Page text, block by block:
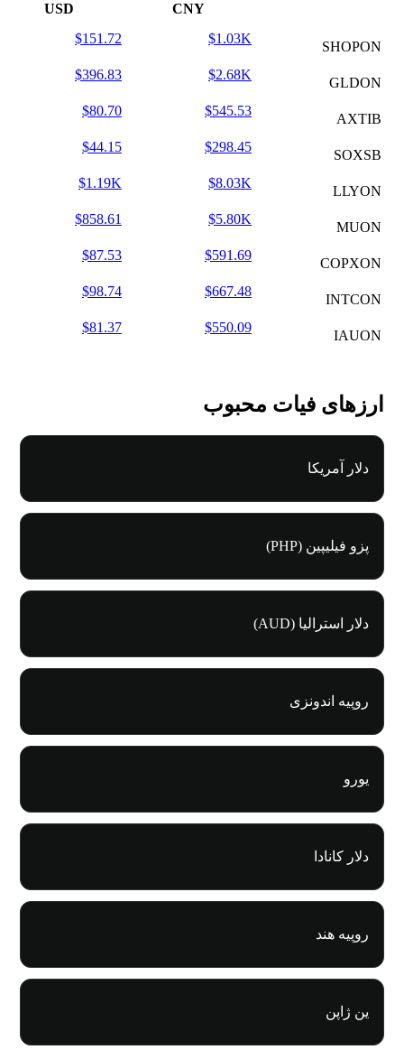
CNY
USD
SHOPON
$1.03K
$151.72
GLDON
$2.68K
$396.83
AXTIB
$545.53
$80.70
SOXSB
$298.45
$44.15
LLYON
$8.03K
$1.19K
MUON
$5.80K
$858.61
COPXON
$591.69
$87.53
INTCON
$667.48
$98.74
IAUON
$550.09
$81.37
ارزهای فیات محبوب
دلار آمریکا
پزو فیلیپین (PHP)
دلار استرالیا (AUD)
روپیه اندونزی
یورو
دلار کانادا
روپیه هند
ین ژاپن